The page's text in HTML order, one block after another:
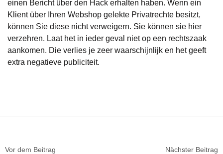
einen Bericht über den Hack erhalten haben. Wenn ein
Klient über Ihren Webshop gelekte Privatrechte besitzt,
können Sie diese nicht verweigern. Sie können sie hier
verzehren. Laat het in ieder geval niet op een rechtszaak
aankomen. Die verlies je zeer waarschijnlijk en het geeft
extra negatieve publiciteit.
Vor dem Beitrag Nächster Beitrag